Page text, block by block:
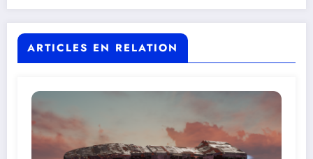
ARTICLES EN RELATION